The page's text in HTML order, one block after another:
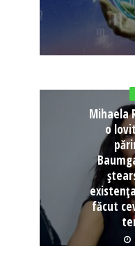
Mihaela
o
făcut